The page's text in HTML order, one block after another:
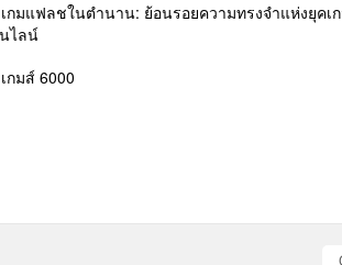
เกมแฟลชในตำนาน: ย้อนรอยความทรงจำแห่งยุคเ
ไลน์
เกมส์ 6000